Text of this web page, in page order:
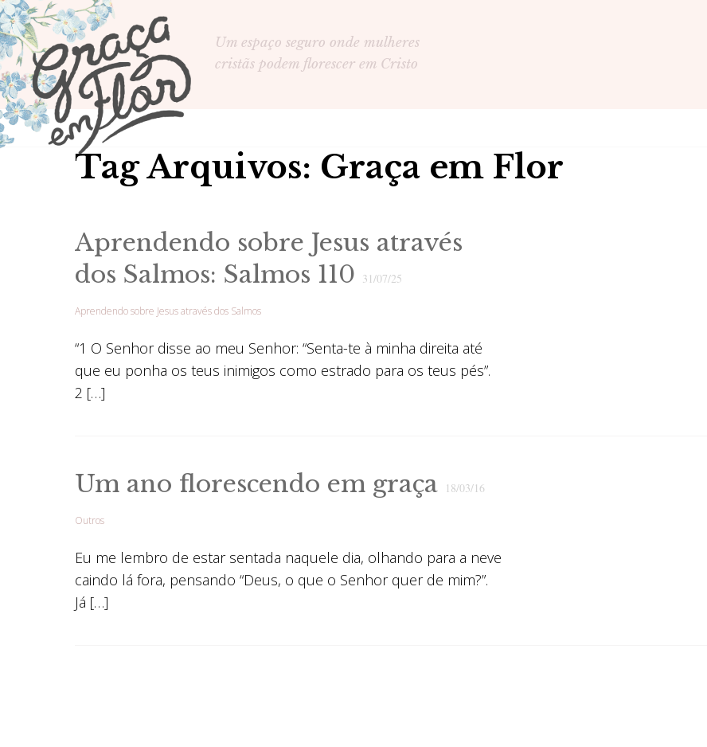
Um espaço seguro onde mulheres
cristãs podem florescer em Cristo
Tag Arquivos: Graça em Flor
Aprendendo sobre Jesus através
dos Salmos: Salmos 110 31/07/25
Aprendendo sobre Jesus através dos Salmos
“1 O Senhor disse ao meu Senhor: “Senta-te à minha direita até
que eu ponha os teus inimigos como estrado para os teus pés”.
2 […]
Um ano florescendo em graça 18/03/16
Outros
Eu me lembro de estar sentada naquele dia, olhando para a neve
caindo lá fora, pensando “Deus, o que o Senhor quer de mim?”.
Já […]